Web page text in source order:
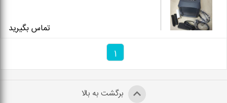
تماس بگیرید
1
برگشت به بالا